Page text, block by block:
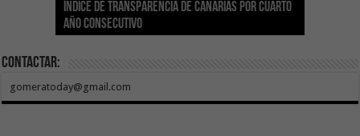
millones de euros para varios hospitales del
SCS
Índice de Transparencia de Canarias por cuarto
año consecutivo
POSEICAN-Pesca al sector por valor de 7,09 M€
tras aumentar las cuantías
adhesión a la Red de Refugios Climáticos de
Canarias
vivienda protegida en régimen de alquiler
asequible de Tenerife
los centros de salud con el impulso de la
ecografía clínica
Contactar:
gomeratoday@gmail.com